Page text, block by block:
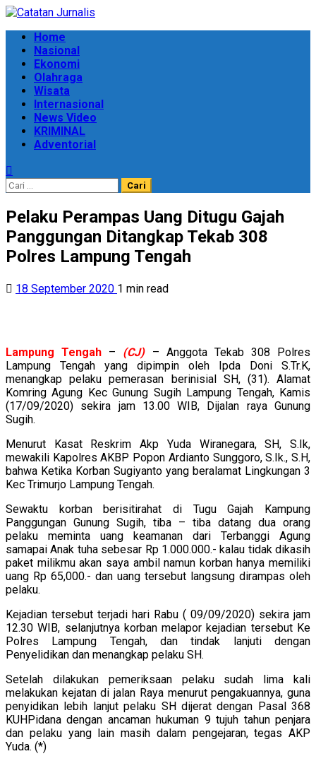
Skip
content
Primary
Menu
Home
Nasional
Ekonomi
Olahraga
Wisata
Internasional
News Video
KRIMINAL
Adventorial
Cari
untuk:
Pelaku Perampas Uang Ditugu Gajah
Panggungan Ditangkap Tekab 308
Polres Lampung Tengah
18 September 2020 1 min read
Lampung Tengah – (CJ)– Anggota Tekab 308 Polres
Lampung Tengah yang dipimpin oleh Ipda Doni S.Tr.K,
menangkap pelaku pemerasan berinisial SH, (31). Alamat
Komring Agung Kec Gunung Sugih Lampung Tengah, Kamis
(17/09/2020) sekira jam 13.00 WIB, Dijalan raya Gunung
Sugih.
Menurut Kasat Reskrim Akp Yuda Wiranegara, SH, S.Ik,
mewakili Kapolres AKBP Popon Ardianto Sunggoro, S.Ik., S.H,
bahwa Ketika Korban Sugiyanto yang beralamat Lingkungan 3
Kec Trimurjo Lampung Tengah.
Sewaktu korban berisitirahat di Tugu Gajah Kampung
Panggungan Gunung Sugih, tiba – tiba datang dua orang
pelaku meminta uang keamanan dari Terbanggi Agung
samapai Anak tuha sebesar Rp 1.000.000.- kalau tidak dikasih
paket milikmu akan saya ambil namun korban hanya memiliki
uang Rp 65,000.- dan uang tersebut langsung dirampas oleh
pelaku.
Kejadian tersebut terjadi hari Rabu ( 09/09/2020) sekira jam
12.30 WIB, selanjutnya korban melapor kejadian tersebut Ke
Polres Lampung Tengah, dan tindak lanjuti dengan
Penyelidikan dan menangkap pelaku SH.
Setelah dilakukan pemeriksaan pelaku sudah lima kali
melakukan kejatan di jalan Raya menurut pengakuannya, guna
penyidikan lebih lanjut pelaku SH dijerat dengan Pasal 368
KUHPidana dengan ancaman hukuman 9 tujuh tahun penjara
dan pelaku yang lain masih dalam pengejaran, tegas AKP
Yuda. (*)